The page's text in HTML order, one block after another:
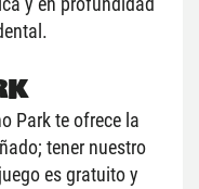
Park te ofrece la
tener nuestro
es gratuito y